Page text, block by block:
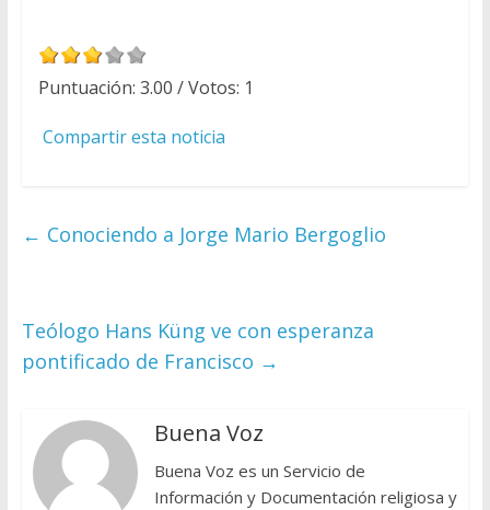
Puntuación: 3.00 / Votos: 1
Compartir esta noticia
← Conociendo a Jorge Mario Bergoglio
Teólogo Hans Küng ve con esperanza
pontificado de Francisco →
Buena Voz
Buena Voz es un Servicio de
Información y Documentación religiosa y